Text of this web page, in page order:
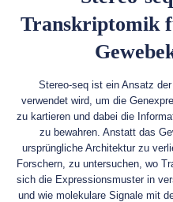
Transkriptomik
Stereo-seq ist ein Ansatz
verwendet wird, um die
zu kartieren und dabei die
zu bewahren. Anstatt das
ursprüngliche Architektur zu
Forschern, zu untersuchen, wo
sich die Expressionsmuster in
und wie molekulare Signale mit